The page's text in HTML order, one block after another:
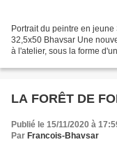
Portrait du peintre en
32,5x50 Bhavsar Une nouvelle fois, je me mets en scène en train de peindre
à l'atelier, sous la forme
LA FORÊT DE
Publié le 15/11/2020 à
Par Francois-Bhavsar